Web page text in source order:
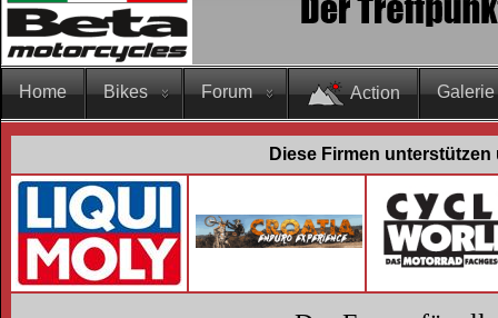
Home Bikes Forum Action Galerie
Diese Firmen